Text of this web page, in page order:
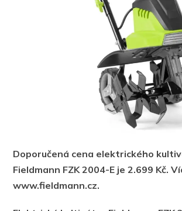
Doporučená cena elektrického
Fieldmann FZK 2004-E je 2.699 Kč.
www.fieldmann.cz.